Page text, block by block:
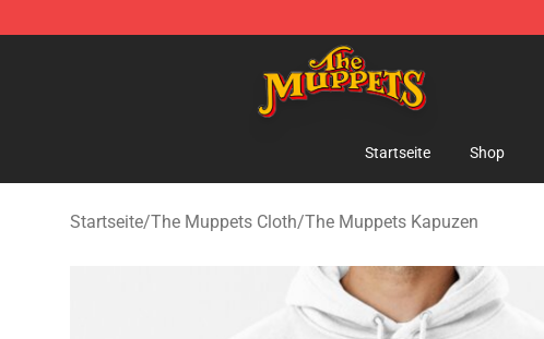
The Muppets Store - Official The Muppets Merchandise Shop
Startseite Shop
Startseite/The Muppets Cloth/The Muppets Kapuzen